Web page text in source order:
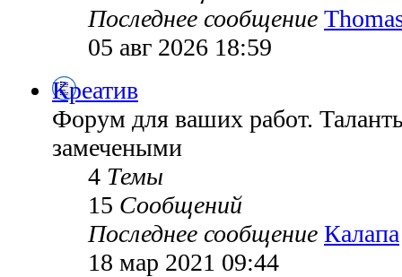
Последнее сообщение
05 авг 2026 18:59
Креатив
Форум для ваших работ.
замечеными
4 Темы
15 Сообщений
Последнее сообщение Калапа
18 мар 2021 09:44